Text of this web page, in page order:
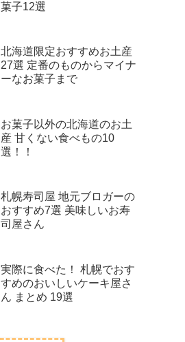
菓子12選
北海道限定おすすめお土産
27選 定番のものからマイナ
ーなお菓子まで
お菓子以外の北海道のお土
産 甘くない食べもの10
選！！
札幌寿司屋 地元ブロガーの
おすすめ7選 美味しいお寿
司屋さん
実際に食べた！ 札幌でおす
すめのおいしいケーキ屋さ
ん まとめ 19選